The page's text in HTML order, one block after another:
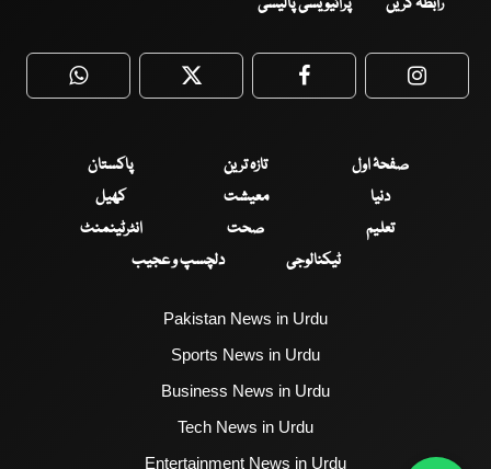
WhatsApp Twitter Facebook
صفحۂ اول تازہ ترین
پاکستان
دنیا
معیشت
کھیل
تعلیم
صحت
انٹرٹینمنٹ
ٹیکنالوجی
دلچسپ و عجیب
Pakistan News in Urdu
Sports News in Urdu
Business News in Urdu
Tech News in Urdu
Entertainment News in Urdu